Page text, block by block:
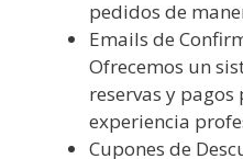
pedidos de
Emails de
Ofrecemos un
reservas y
experiencia
Cupones de